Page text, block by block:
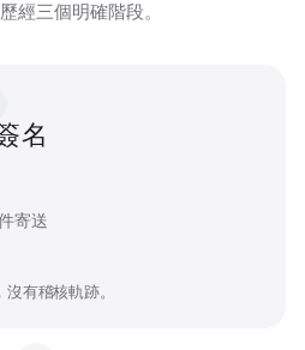
經三個明確階段。
名
寄送
有稽核軌跡。